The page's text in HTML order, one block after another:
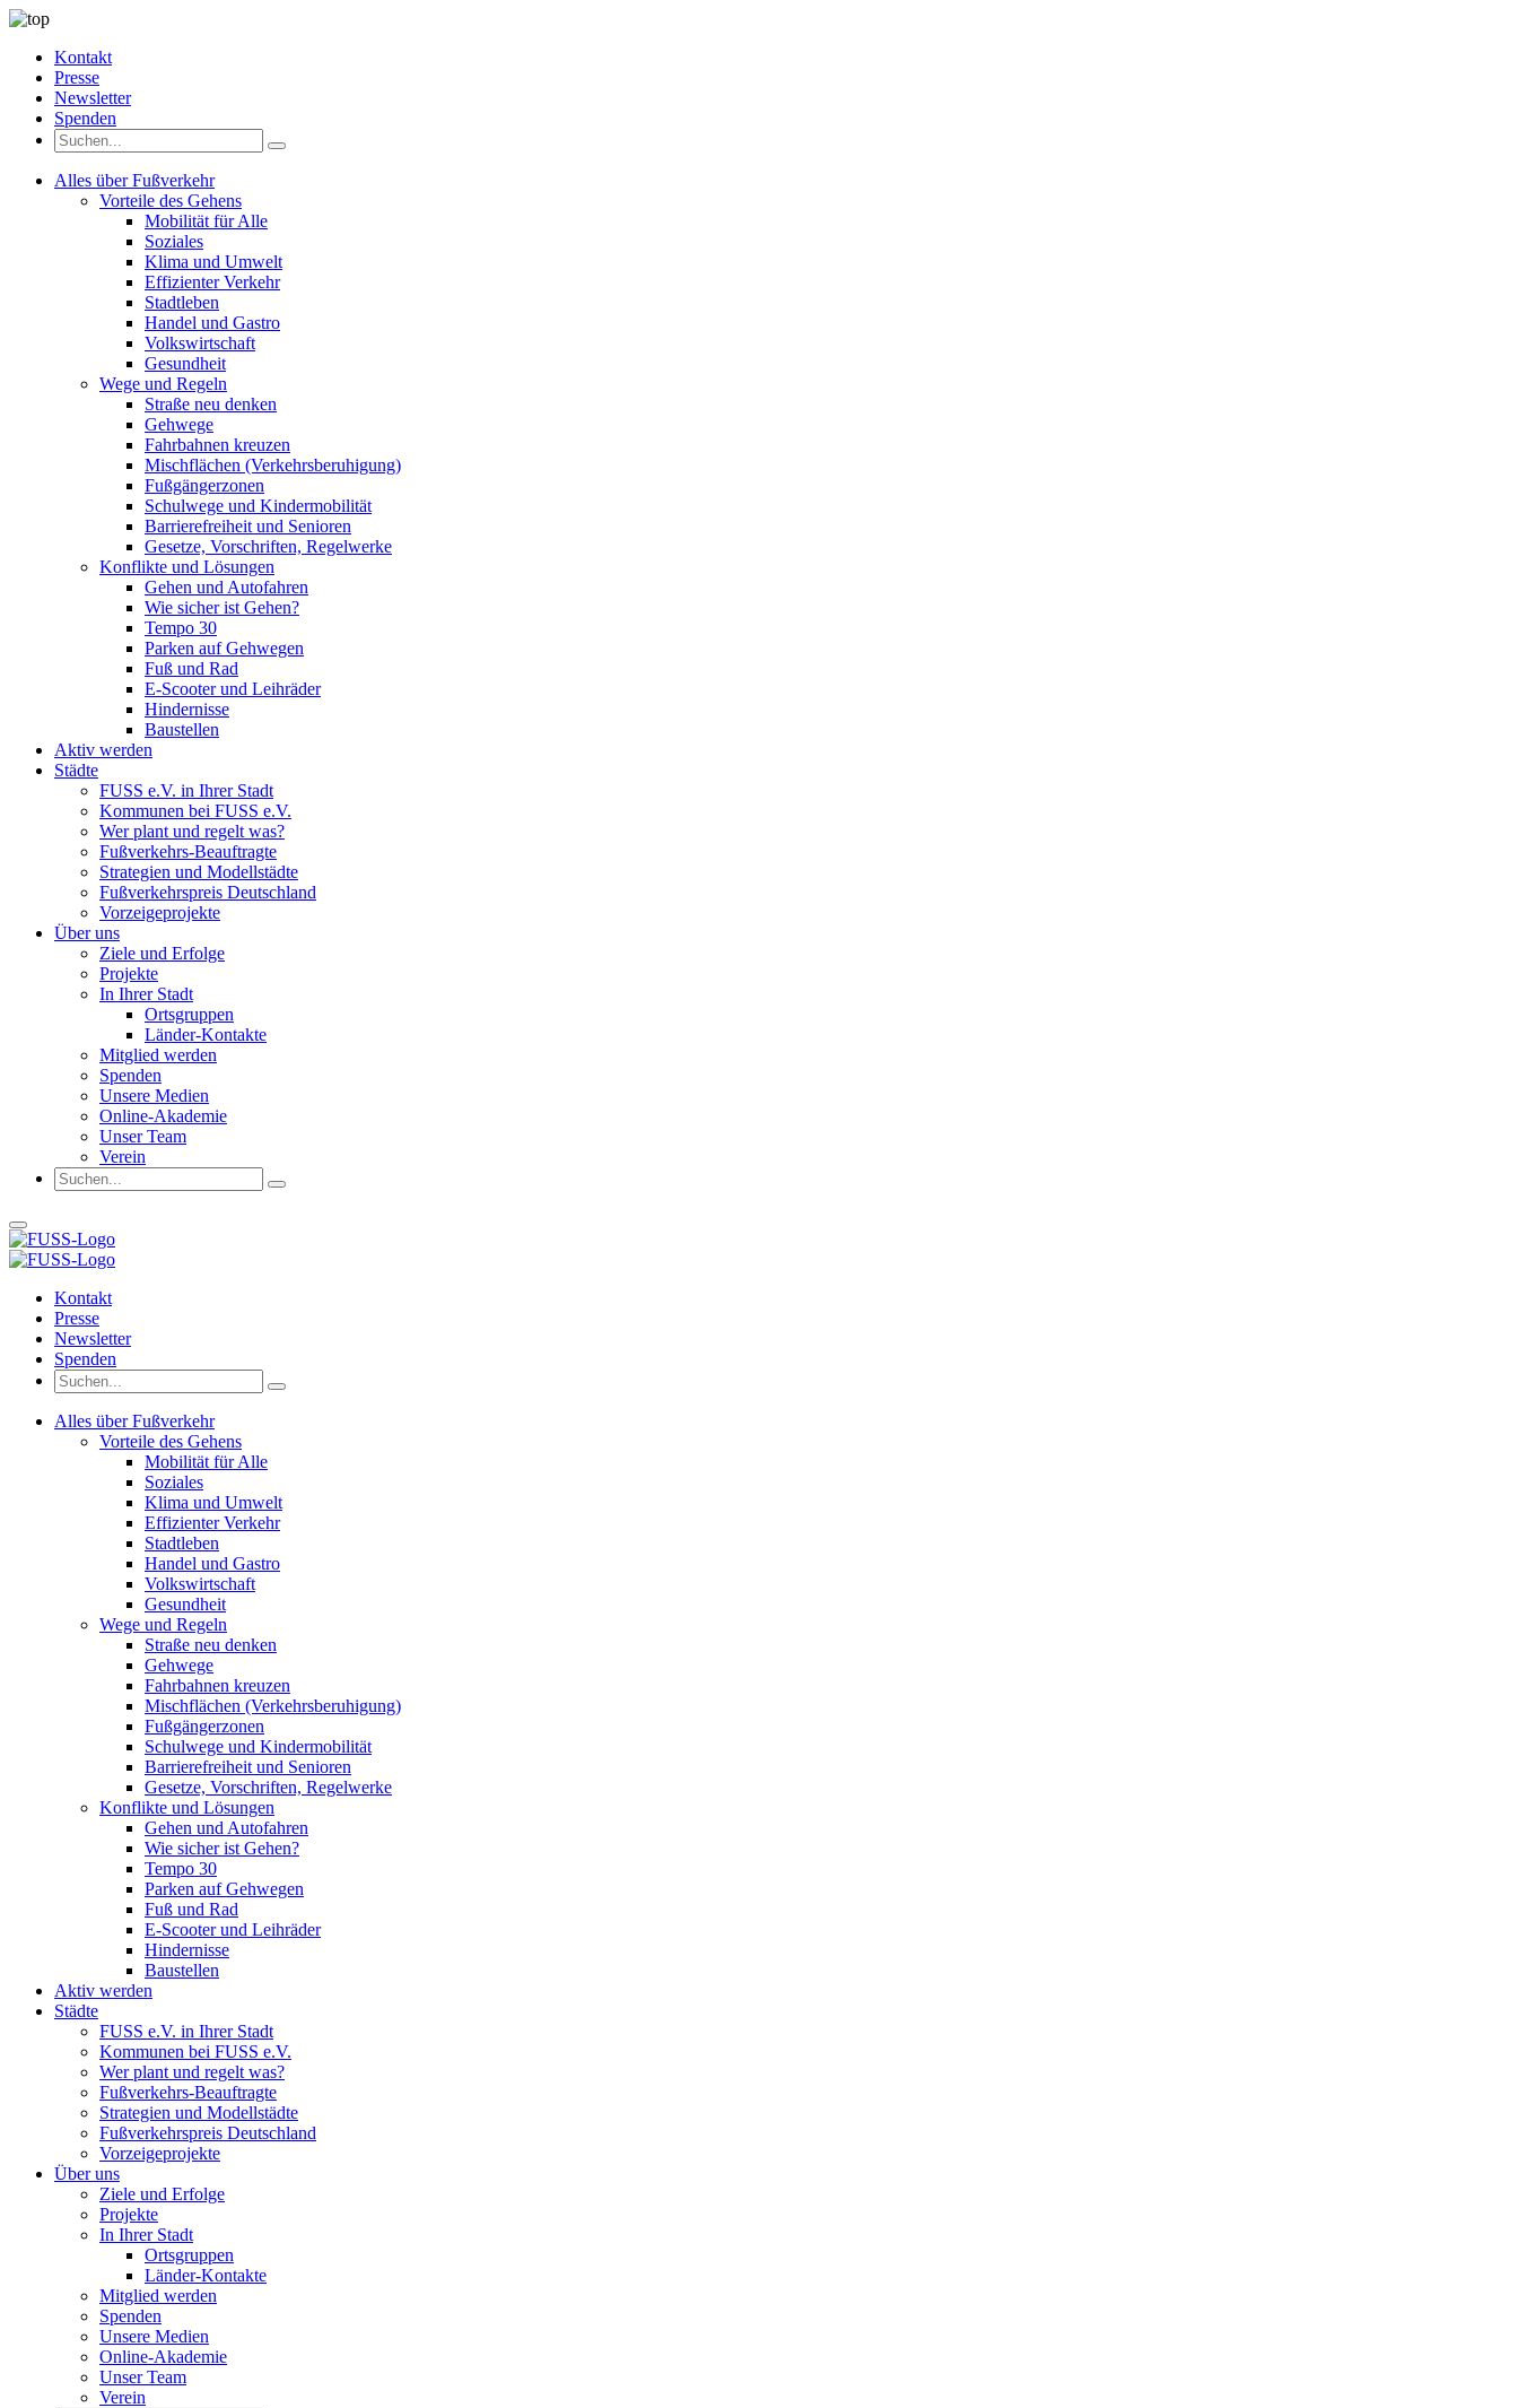
Kontakt
Presse
Newsletter
Spenden
Alles über Fußverkehr
Vorteile des Gehens
Mobilität für Alle
Soziales
Klima und Umwelt
Effizienter Verkehr
Stadtleben
Handel und Gastro
Volkswirtschaft
Gesundheit
Wege und Regeln
Straße neu denken
Gehwege
Fahrbahnen kreuzen
Mischflächen (Verkehrsberuhigung)
Fußgängerzonen
Schulwege und Kindermobilität
Barrierefreiheit und Senioren
Gesetze, Vorschriften, Regelwerke
Konflikte und Lösungen
Gehen und Autofahren
Wie sicher ist Gehen?
Tempo 30
Parken auf Gehwegen
Fuß und Rad
E-Scooter und Leihräder
Hindernisse
Baustellen
Aktiv werden
Städte
FUSS e.V. in Ihrer Stadt
Kommunen bei FUSS e.V.
Wer plant und regelt was?
Fußverkehrs-Beauftragte
Strategien und Modellstädte
Fußverkehrspreis Deutschland
Vorzeigeprojekte
Über uns
Ziele und Erfolge
Projekte
In Ihrer Stadt
Ortsgruppen
Länder-Kontakte
Mitglied werden
Spenden
Unsere Medien
Online-Akademie
Unser Team
Verein
Kontakt
Presse
Newsletter
Spenden
Alles über Fußverkehr
Vorteile des Gehens
Mobilität für Alle
Soziales
Klima und Umwelt
Effizienter Verkehr
Stadtleben
Handel und Gastro
Volkswirtschaft
Gesundheit
Wege und Regeln
Straße neu denken
Gehwege
Fahrbahnen kreuzen
Mischflächen (Verkehrsberuhigung)
Fußgängerzonen
Schulwege und Kindermobilität
Barrierefreiheit und Senioren
Gesetze, Vorschriften, Regelwerke
Konflikte und Lösungen
Gehen und Autofahren
Wie sicher ist Gehen?
Tempo 30
Parken auf Gehwegen
Fuß und Rad
E-Scooter und Leihräder
Hindernisse
Baustellen
Aktiv werden
Städte
FUSS e.V. in Ihrer Stadt
Kommunen bei FUSS e.V.
Wer plant und regelt was?
Fußverkehrs-Beauftragte
Strategien und Modellstädte
Fußverkehrspreis Deutschland
Vorzeigeprojekte
Über uns
Ziele und Erfolge
Projekte
In Ihrer Stadt
Ortsgruppen
Länder-Kontakte
Mitglied werden
Spenden
Unsere Medien
Online-Akademie
Unser Team
Verein